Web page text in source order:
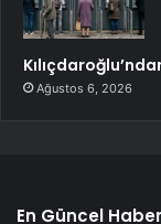
Ağustos 6, 2026
En Güncel